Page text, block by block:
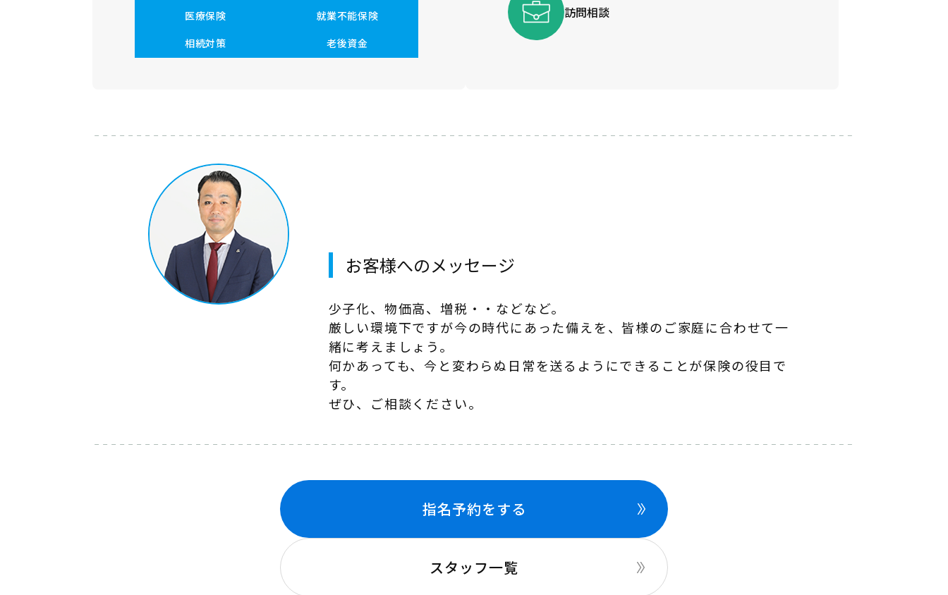
医療保険
就業不能保険
相続対策
老後資金
訪問相談
お客様へのメッセージ
少子化、物価高、増税・・などなど。
厳しい環境下ですが今の時代にあった備えを、皆様のご家庭に合わせて一
緒に考えましょう。
何かあっても、今と変わらぬ日常を送るようにできることが保険の役目で
す。
ぜひ、ご相談ください。
指名予約をする
スタッフ一覧